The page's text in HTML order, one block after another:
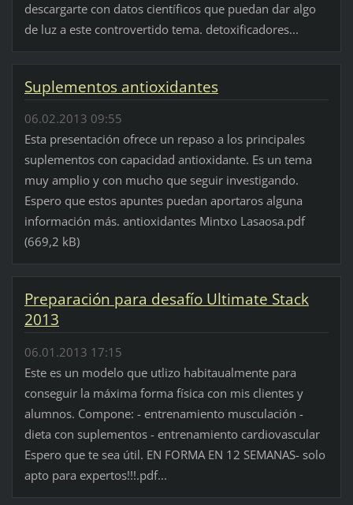
descargarte con datos científicos que puedan dar algo
de luz a este controvertido tema. detoxificadores...
Suplementos antioxidantes
06.02.2013 09:55
Esta presentación ofrece un repaso a los principales
suplementos con capacidad antioxidante. Es un tema
muy amplio y con mucho que seguir investigando.
Espero que estos apuntes puedan aportaros alguna
información más. antioxidantes Mintxo Lasaosa.pdf
(669,2 kB)
Preparación para desafío Ultimate Stack
2013
06.01.2013 17:15
Este es un modelo que utlizo habitaualmente para
conseguir la máxima forma física con mis clientes y
alumnos. Compone: - entrenamiento musculación -
dieta con suplementos - entrenamiento cardiovascular
Espero que te sea útil. EN FORMA EN 12 SEMANAS- solo
apto para expertos!!!.pdf...